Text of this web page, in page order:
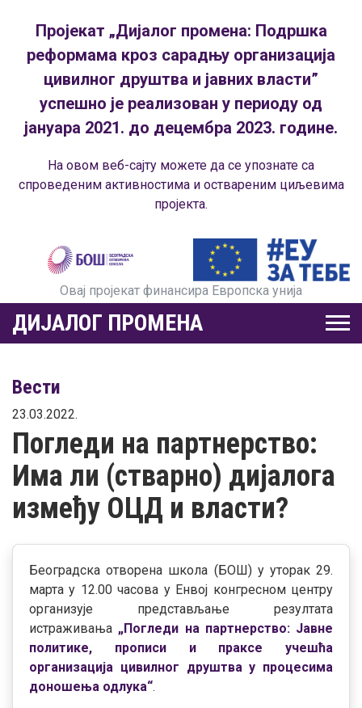
Пројекат „Дијалог промена: Подршка
реформама кроз сарадњу организација
цивилног друштва и јавних власти”
успешно је реализован у периоду од
јануара 2021. до децембра 2023. године.
На овом веб-сајту можете да се упознате са
спроведеним активностима и оствареним циљевима
пројекта.
Овај пројекат финансира Европска унија
ДИЈАЛОГ ПРОМЕНА
Вести
23.03.2022.
Погледи на партнерство:
Има ли (стварно) дијалога
између ОЦД и власти?
Београдска отворена школа (БОШ) у уторак 29.
марта у 12.00 часова у Енвој конгресном центру
организује представљање резултата
истраживања „Погледи на партнерство: Јавне
политике, прописи и праксе учешћа
организација цивилног друштва у процесима
доношења одлука“.